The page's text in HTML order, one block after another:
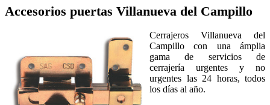
Accesorios puertas Villanueva del Campillo
Cerrajeros Villanueva del
Campillo con una ámplia
gama de servicios de
cerrajería urgentes y no
urgentes las 24 horas, todos
los días al año.